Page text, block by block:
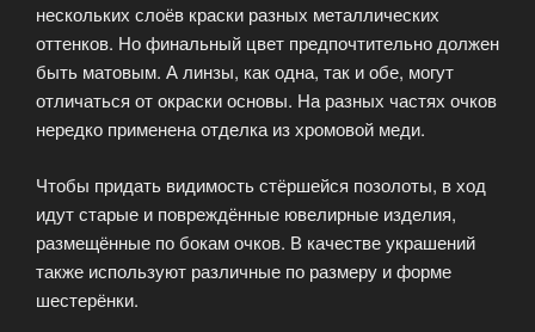
нескольких слоёв краски разных металлических
оттенков. Но финальный цвет предпочтительно должен
быть матовым. А линзы, как одна, так и обе, могут
отличаться от окраски основы. На разных частях очков
нередко применена отделка из хромовой меди.
Чтобы придать видимость стёршейся позолоты, в ход
идут старые и повреждённые ювелирные изделия,
размещённые по бокам очков. В качестве украшений
также используют различные по размеру и форме
шестерёнки.